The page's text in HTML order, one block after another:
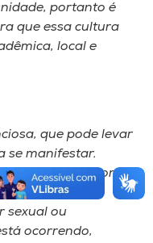
portanto é
que essa cultura
local e
que pode levar
se manifestar.
sintomas como
amarelada. A
sexual ou
ocorrendo,